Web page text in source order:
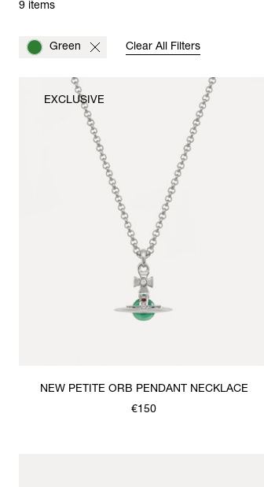
9 items
Green Clear All Filters
NEW PETITE ORB PENDANT NECKLACE
€150
EXCLUSIVE